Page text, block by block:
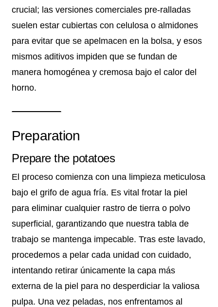
crucial; las versiones comerciales pre-ralladas
suelen estar cubiertas con celulosa o almidones
para evitar que se apelmacen en la bolsa, y esos
mismos aditivos impiden que se fundan de
manera homogénea y cremosa bajo el calor del
horno.
Preparation
Prepare the potatoes
El proceso comienza con una limpieza meticulosa
bajo el grifo de agua fría. Es vital frotar la piel
para eliminar cualquier rastro de tierra o polvo
superficial, garantizando que nuestra tabla de
trabajo se mantenga impecable. Tras este lavado,
procedemos a pelar cada unidad con cuidado,
intentando retirar únicamente la capa más
externa de la piel para no desperdiciar la valiosa
pulpa. Una vez peladas, nos enfrentamos al